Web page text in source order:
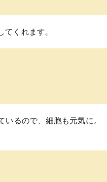
くれます。
いるので、細胞も元気に。